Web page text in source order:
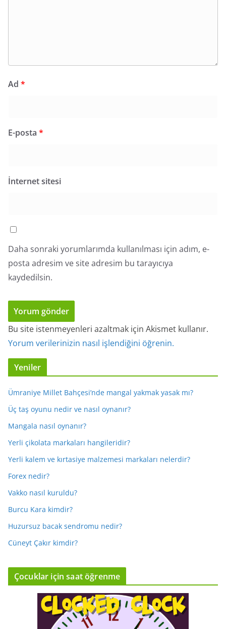
Ad *
E-posta *
İnternet sitesi
Daha sonraki yorumlarımda kullanılması için adım, e-
posta adresim ve site adresim bu tarayıcıya
kaydedilsin.
Bu site istenmeyenleri azaltmak için Akismet kullanır.
Yorum verilerinizin nasıl işlendiğini öğrenin.
Yeniler
Ümraniye Millet Bahçesi’nde mangal yakmak yasak mı?
Üç taş oyunu nedir ve nasıl oynanır?
Mangala nasıl oynanır?
Yerli çikolata markaları hangileridir?
Yerli kalem ve kırtasiye malzemesi markaları nelerdir?
Forex nedir?
Vakko nasıl kuruldu?
Burcu Kara kimdir?
Huzursuz bacak sendromu nedir?
Cüneyt Çakır kimdir?
Çocuklar için saat öğrenme